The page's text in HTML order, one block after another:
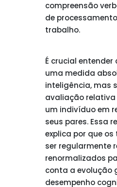
compreensão
de
trabalho.
É crucial entender
uma medida
inteligência, mas
avaliação relativa
um indivíduo em
seus pares. Essa
explica por que
ser regularmente
renormalizados
conta a evolução
desempenho